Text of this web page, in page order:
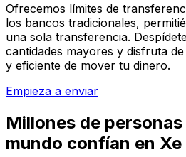
Ofrecemos límites de
los bancos tradicionales,
una sola transferencia.
cantidades mayores y disfruta
y eficiente de mover tu dinero.
Empieza a enviar
Millones de
mundo confían en Xe